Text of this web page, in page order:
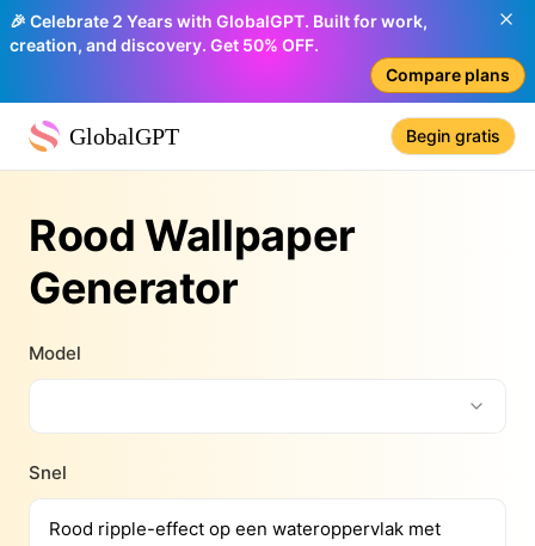
🎉 Celebrate 2 Years with GlobalGPT. Built for work,
creation, and discovery. Get 50% OFF.
Compare plans
GlobalGPT Begin gratis
Rood Wallpaper
Generator
Model
Snel